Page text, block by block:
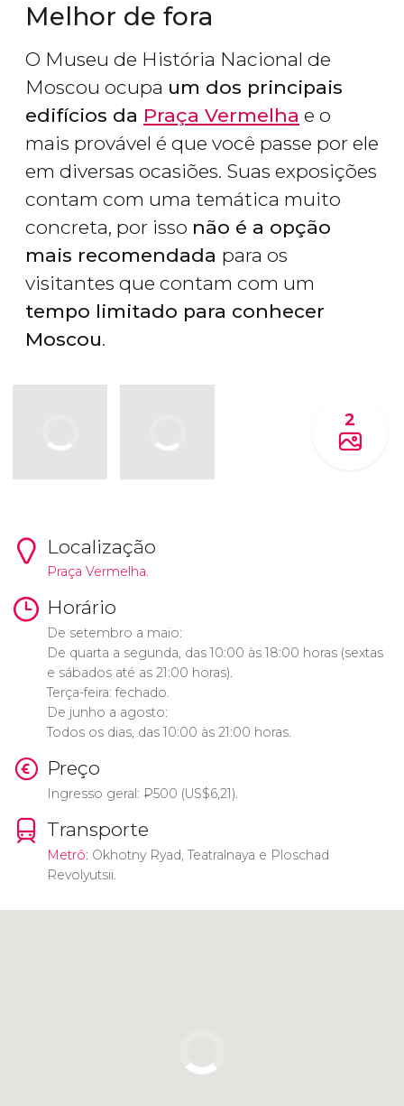
Melhor de fora
O Museu de História Nacional de
Moscou ocupa um dos principais
edifícios da Praça Vermelha e o
mais provável é que você passe por ele
em diversas ocasiões. Suas exposições
contam com uma temática muito
concreta, por isso não é a opção
mais recomendada para os
visitantes que contam com um
tempo limitado para conhecer
Moscou.
2
Localização
Praça Vermelha.
Horário
De setembro a maio:
De quarta a segunda, das 10:00 às 18:00 horas (sextas
e sábados até as 21:00 horas).
Terça-feira: fechado.
De junho a agosto:
Todos os dias, das 10:00 às 21:00 horas.
Preço
Ingresso geral: ₽500 (US$6,21).
Transporte
Metrô: Okhotny Ryad, Teatralnaya e Ploschad
Revolyutsii.